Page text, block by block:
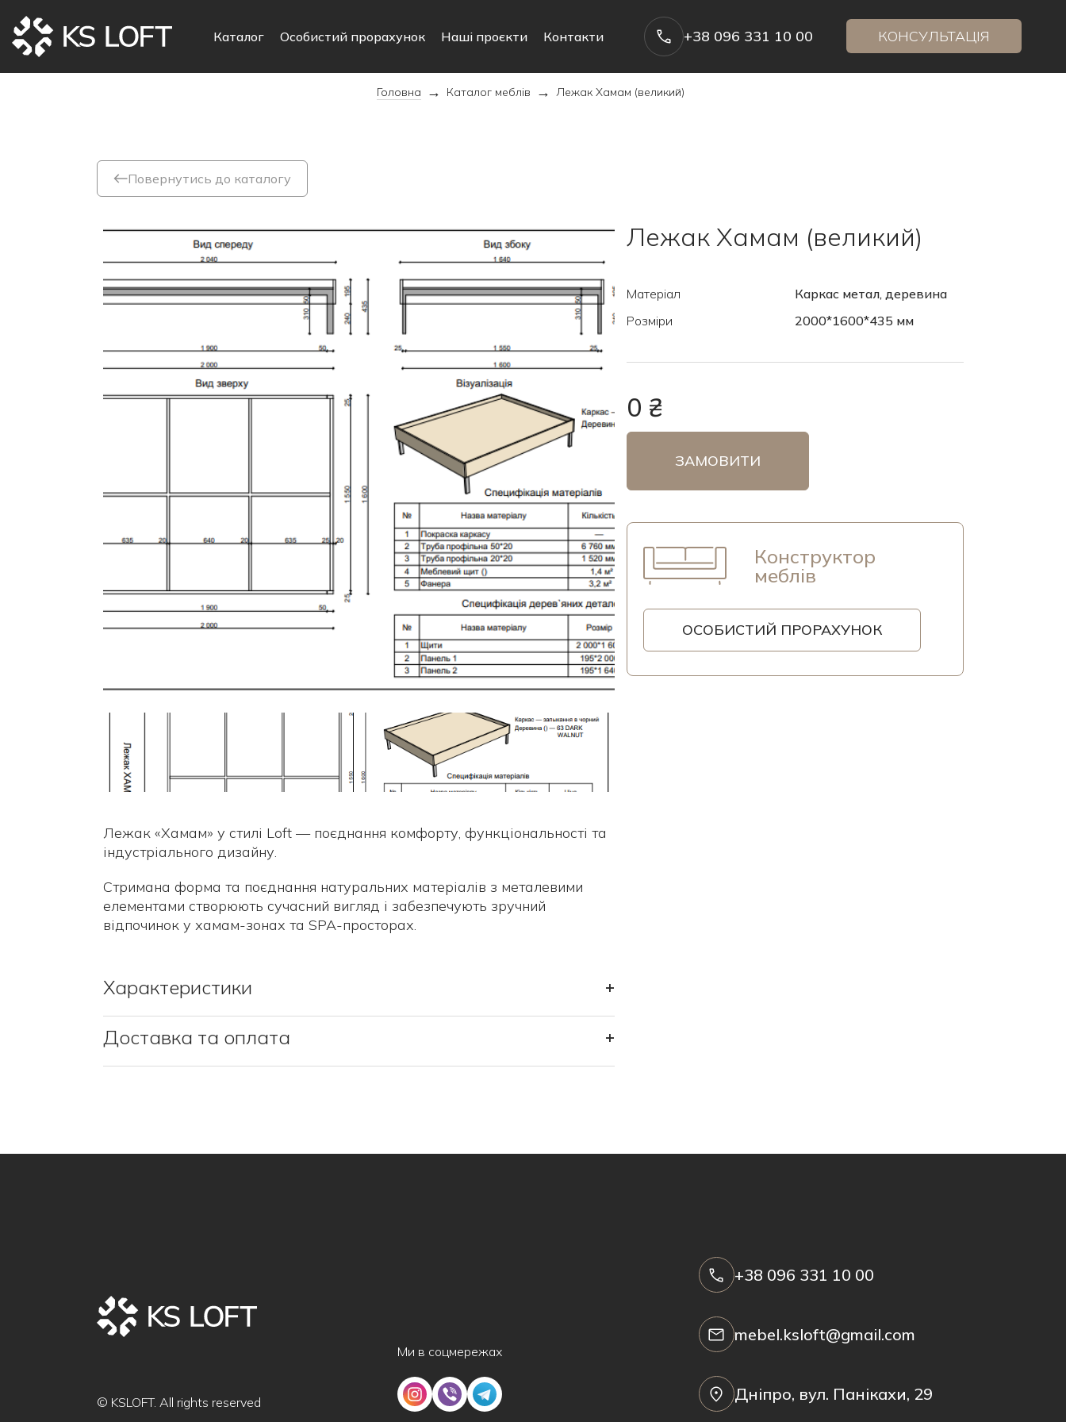
Каталог Особистий прорахунок Наші проєкти Контакти +38 096 331 10 00 КОНСУЛЬТАЦІЯ
Головна → Каталог меблів → Лежак Хамам (великий)
Повернутись до каталогу
Лежак «Хамам» у стилі Loft — поєднання комфорту, функціональності та
індустріального дизайну.
Стримана форма та поєднання натуральних матеріалів з металевими
елементами створюють сучасний вигляд і забезпечують зручний
відпочинок у хамам-зонах та SPA-просторах.
Характеристики +
Доставка та оплата +
Лежак Хамам (великий)
Матеріал
Каркас метал, деревина
Розміри
2000*1600*435 мм
0 ₴
ЗАМОВИТИ
Конструктор
меблів
ОСОБИСТИЙ ПРОРАХУНОК
© KSLOFT. All rights reserved
Ми в соцмережах
+38 096 331 10 00
mebel.ksloft@gmail.com
Дніпро, вул. Панікахи, 29